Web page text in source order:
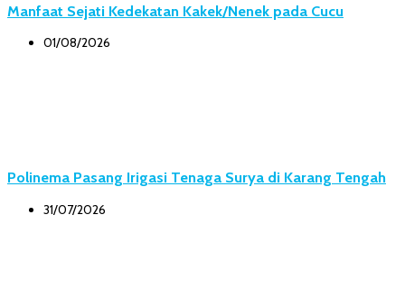
Manfaat Sejati Kedekatan Kakek/Nenek pada Cucu
01/08/2026
Polinema Pasang Irigasi Tenaga Surya di Karang Tengah
31/07/2026